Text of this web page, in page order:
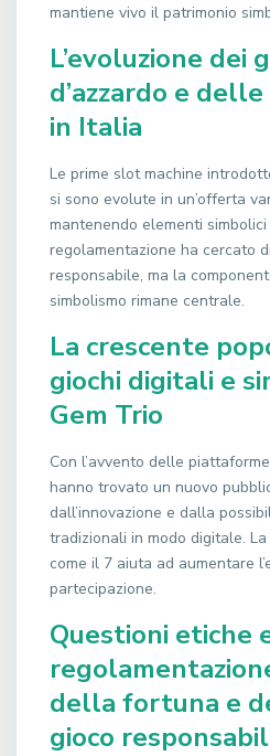
mantiene vivo il patrimonio
L’evoluzione dei
d’azzardo e
in Italia
Le prime slot machine
si sono evolute in un’offerta
mantenendo elementi simbolici
regolamentazione ha cercato
responsabile, ma la
simbolismo rimane centrale.
La crescente
giochi digitali e
Gem Trio
Con l’avvento delle
hanno trovato un nuovo
dall’innovazione e dalla
tradizionali in modo digitale.
come il 7 aiuta ad aumentare
partecipazione.
Questioni etiche
della fortuna e
gioco